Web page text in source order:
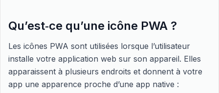
Qu’est‑ce qu’une icône PWA ?
Les icônes PWA sont utilisées lorsque l’utilisateur
installe votre application web sur son appareil. Elles
apparaissent à plusieurs endroits et donnent à votre
app une apparence proche d’une app native :